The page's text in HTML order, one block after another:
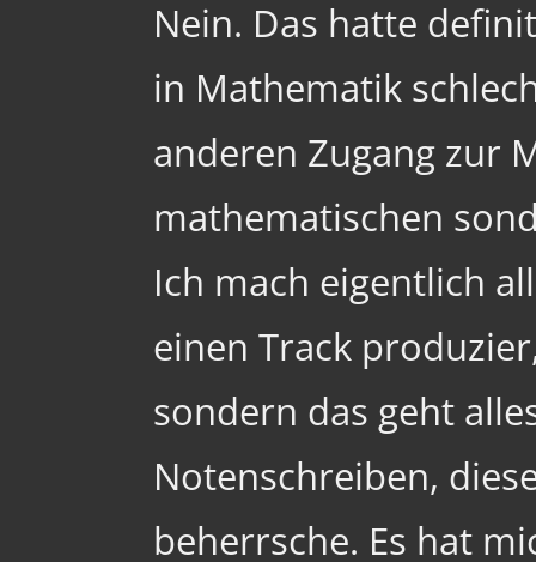
Nein. Das hatte
in Mathematik
anderen Zugang zur
mathematischen
Ich mach eigentlich
einen Track
sondern das geht
Notenschreiben,
beherrsche. Es hat